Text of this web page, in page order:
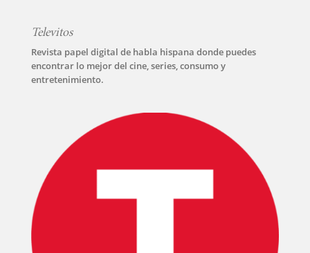
Televitos
Revista papel digital de habla hispana donde puedes
encontrar lo mejor del cine, series, consumo y
entretenimiento.